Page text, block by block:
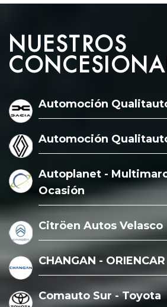
NUESTROS
Automoción
Automoción
Autoplanet -
Ocasión
Citröen Autos Velasco
CHANGAN - ORIENCAR
Comauto Sur - Toyota